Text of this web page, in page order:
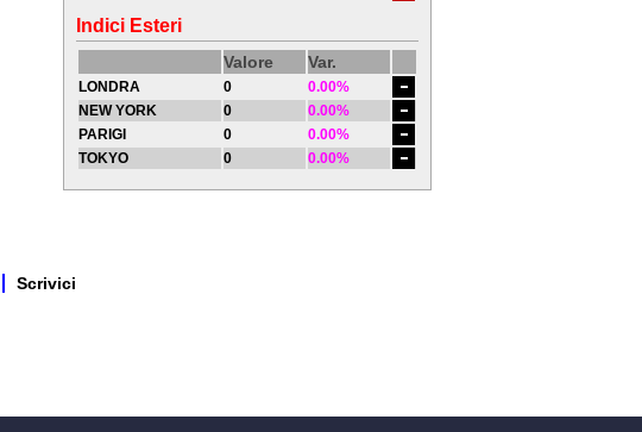
Indici Esteri
Valore Var.
LONDRA 0
0.00%
NEW YORK
0
0.00%
PARIGI
0
0.00%
TOKYO
0 0.00%
Scrivici